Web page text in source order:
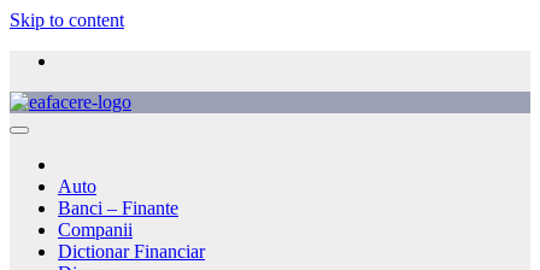
Skip to content
Auto
Banci – Finante
Companii
Dictionar Financiar